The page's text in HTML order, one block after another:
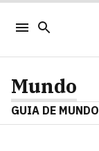
Mundo
GUIA DE MUNDO